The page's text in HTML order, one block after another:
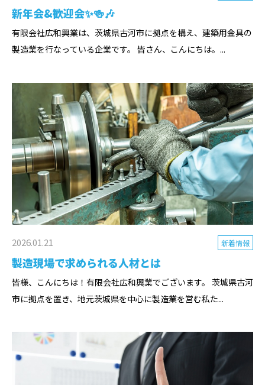
新年会&歓迎会✨🍻🎶
有限会社広和興業は、茨城県古河市に拠点を構え、建築用金具の
製造業を行なっている企業です。 皆さん、こんにちは。...
2026.01.21 新着情報
製造現場で求められる人材とは
皆様、こんにちは！有限会社広和興業でございます。 茨城県古河
市に拠点を置き、地元茨城県を中心に製造業を営む私た...